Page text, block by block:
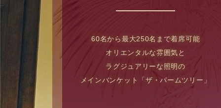
60名から最大250名まで着席可能
オリエンタルな雰囲気と
ラグジュアリーな照明の
メインバンケット「ザ・パームツリー」